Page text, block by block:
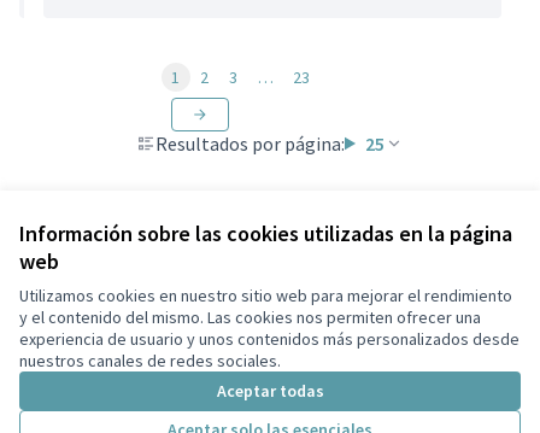
Información sobre las cookies utilizadas en la página
web
Utilizamos cookies en nuestro sitio web para mejorar el rendimiento
y el contenido del mismo. Las cookies nos permiten ofrecer una
experiencia de usuario y unos contenidos más personalizados desde
nuestros canales de redes sociales.
Aceptar todas
Resultados por página: 25
1 2 3 … 23
Términos y condiciones de uso
Configuración de cookies
Participa Tiana en X
(Enlace externo)
Participa Tiana en Facebook
(Enlace externo)
Participa Tiana en Instagram
(Enlace externo)
Participa Tiana en YouTube
(Enlace externo)
Castellano
Triar la llenguaElegir el idiomaChoose language